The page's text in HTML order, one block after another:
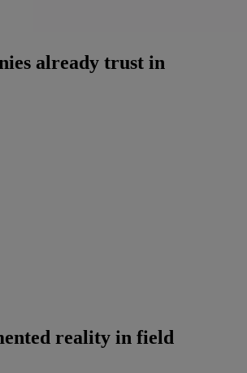
already trust in
reality in field